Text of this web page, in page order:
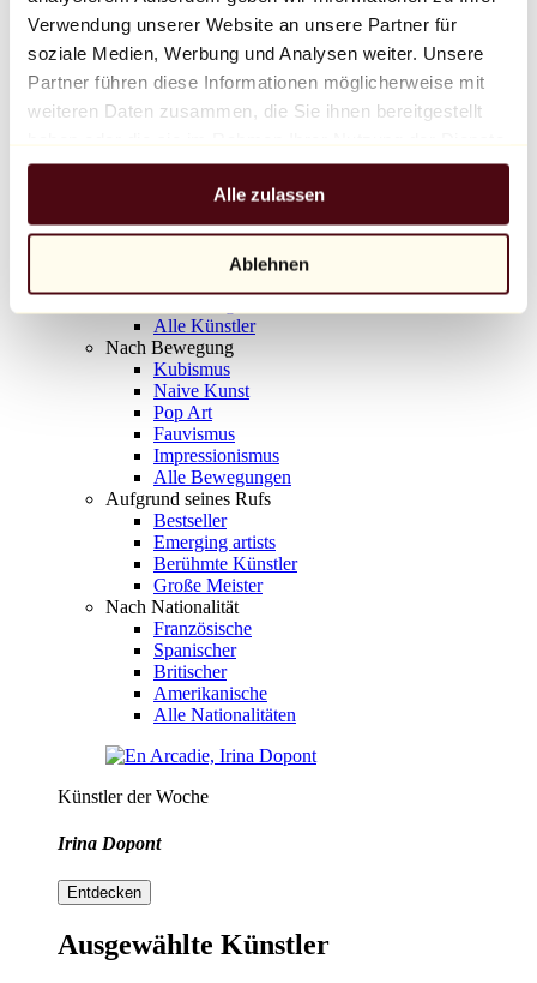
Verwendung unserer Website an unsere Partner für
soziale Medien, Werbung und Analysen weiter. Unsere
Partner führen diese Informationen möglicherweise mit
weiteren Daten zusammen, die Sie ihnen bereitgestellt
gesammelt haben.
Alle zulassen
Ablehnen
Balloon Dog (Orange)
Jeff Koons
10.000 €
Entdecken
Alle Bildhauer
Alle Fotografen
Alle Künstler
Nach Bewegung
Kubismus
Naive Kunst
Pop Art
Fauvismus
Impressionismus
Alle Bewegungen
Aufgrund seines Rufs
Bestseller
Emerging artists
Berühmte Künstler
Große Meister
Nach Nationalität
Französische
Spanischer
Britischer
Amerikanische
Alle Nationalitäten
Künstler der Woche
Irina Dopont
Entdecken
Ausgewählte Künstler